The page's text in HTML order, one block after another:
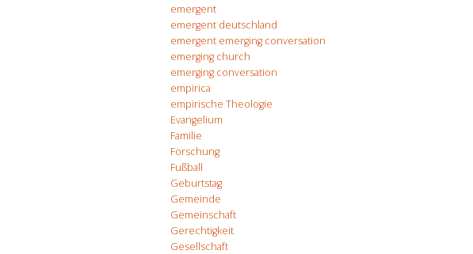
emergent
emergent deutschland
emergent emerging conversation
emerging church
emerging conversation
empirica
empirische Theologie
Evangelium
Familie
Forschung
Fußball
Geburtstag
Gemeinde
Gemeinschaft
Gerechtigkeit
Gesellschaft